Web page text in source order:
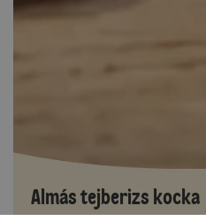
Almás tejberizs kocka